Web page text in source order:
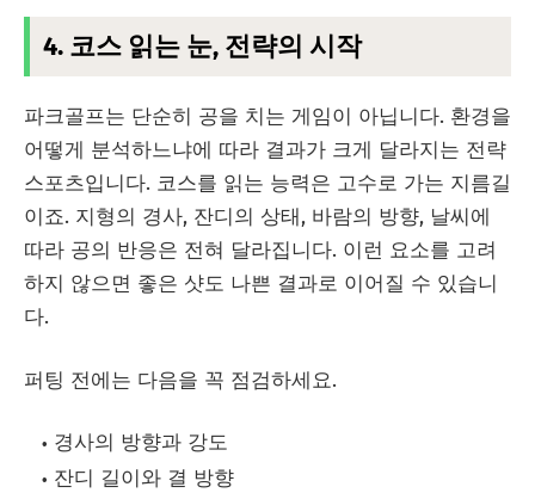
4. 코스 읽는 눈, 전략의 시작
파크골프는 단순히 공을 치는 게임이 아닙니다. 환경을
어떻게 분석하느냐에 따라 결과가 크게 달라지는 전략
스포츠입니다. 코스를 읽는 능력은 고수로 가는 지름길
이죠. 지형의 경사, 잔디의 상태, 바람의 방향, 날씨에
따라 공의 반응은 전혀 달라집니다. 이런 요소를 고려
하지 않으면 좋은 샷도 나쁜 결과로 이어질 수 있습니
다.
퍼팅 전에는 다음을 꼭 점검하세요.
경사의 방향과 강도
잔디 길이와 결 방향